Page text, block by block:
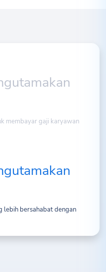
membayar gaji karyawan
lebih bersahabat dengan